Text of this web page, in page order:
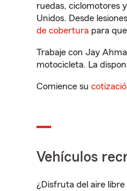
ruedas, ciclomotores
Unidos. Desde
de cobertura para
Trabaje con Jay
motocicleta. La
Comience su
Vehículos
¿Disfruta del aire libre